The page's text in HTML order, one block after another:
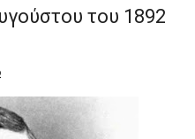
του 1892